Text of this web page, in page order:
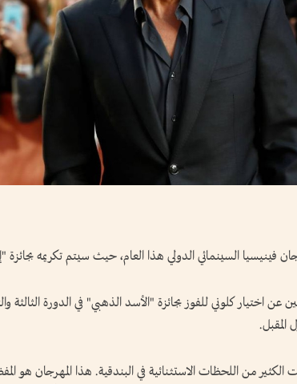
فينيسيا السينمائي الدولي هذا العام، حيث سيتم تكريمه بجائزة
عن اختيار كلوني للفوز بجائزة "الأسد الذهبي" في الدورة الثالثة
المقبل.
من اللحظات الاستثنائية في البندقية. هذا المهرجان هو